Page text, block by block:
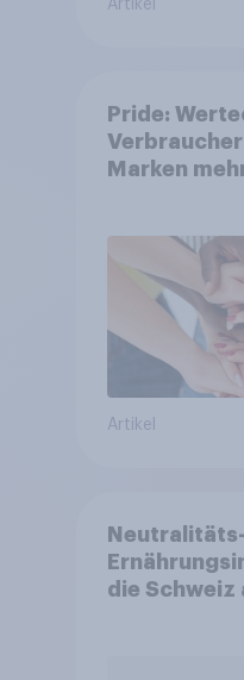
Artikel
Pride:
Marken
Artikel
die Schweiz